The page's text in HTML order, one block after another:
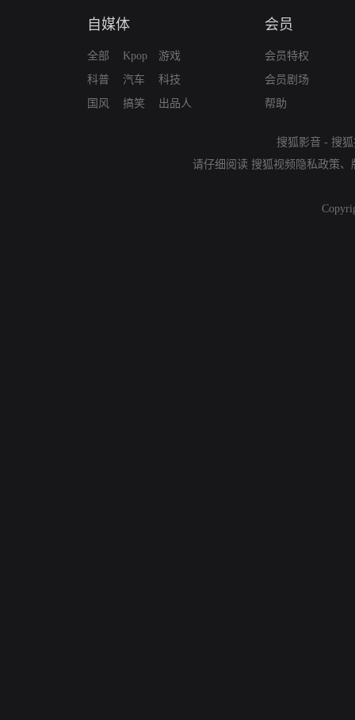
自媒体
全部
科普
国风
Kpop
汽车
搞笑
游戏
科技
出品人
会员
会员特权
会员剧场
帮助
搜狐影音 - 搜
请仔细阅读 搜狐视频隐私政策、